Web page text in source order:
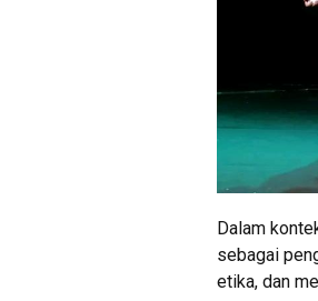
Dalam
sebagai
etika, dan